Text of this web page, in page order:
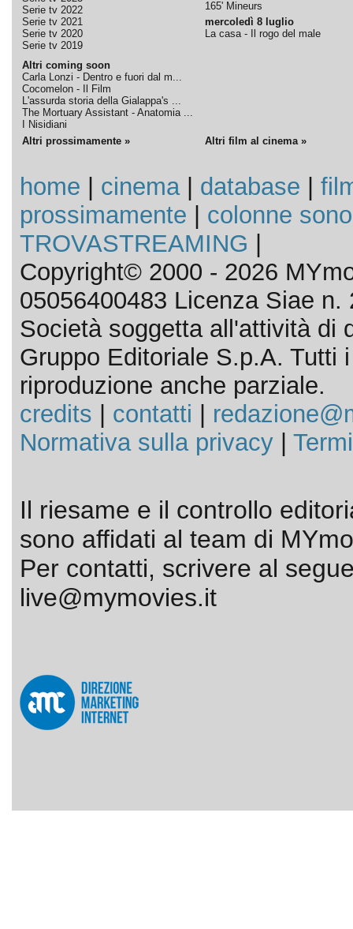
Serie tv 2022
Serie tv 2021
Serie tv 2020
Serie tv 2019
Altri coming soon
Carla Lonzi - Dentro e fuori dal m...
Cocomelon - Il Film
L'assurda storia della Gialappa's ...
The Mortuary Assistant - Anatomia ...
I Nisidiani
165' Mineurs
mercoledì 8 luglio
La casa - Il rogo del male
Altri prossimamente » Altri film al cinema »
home cinema| database
prossimamente
colonne
TROVASTREAMING
Copyright© 2000 - 2026
05056400483 Licenza Siae n.
Società soggetta all'attività di
Gruppo Editoriale S.p.A. Tutti
riproduzione anche parziale.
credits
contatti
Normativa sulla privacy|
Il riesame e il controllo
sono affidati al team di
Per contatti, scrivere al
live@mymovies.it